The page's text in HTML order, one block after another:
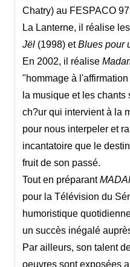
Chatry) au FESPACO
La Lanterne, il réalise
Jël (1998) etBlues pour
En 2002, il réalise
"hommage à
la musique et les
ch?ur qui intervient à la
pour nous interpeler et
incantatoire que le
fruit de son passé.
Tout en préparant
pour la Télévision du
humoristique
un succès inégalé
Par ailleurs, son talent
oeuvres sont exposées